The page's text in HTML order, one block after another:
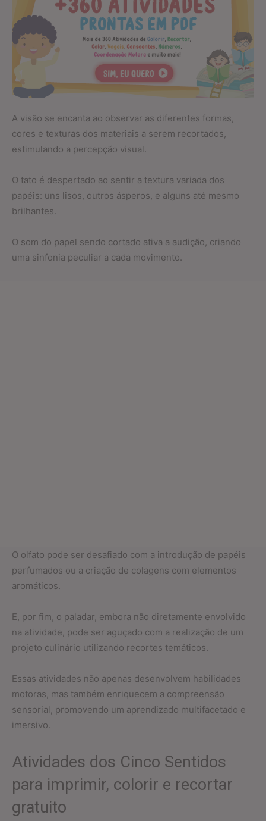
A visão se encanta ao observar as diferentes formas,
cores e texturas dos materiais a serem recortados,
estimulando a percepção visual.
O tato é despertado ao sentir a textura variada dos
papéis: uns lisos, outros ásperos, e alguns até mesmo
brilhantes.
O som do papel sendo cortado ativa a audição, criando
uma sinfonia peculiar a cada movimento.
O olfato pode ser desafiado com a introdução de papéis
perfumados ou a criação de colagens com elementos
aromáticos.
E, por fim, o paladar, embora não diretamente envolvido
na atividade, pode ser aguçado com a realização de um
projeto culinário utilizando recortes temáticos.
Essas atividades não apenas desenvolvem habilidades
motoras, mas também enriquecem a compreensão
sensorial, promovendo um aprendizado multifacetado e
imersivo.
Atividades dos Cinco Sentidos
para imprimir, colorir e recortar
gratuito